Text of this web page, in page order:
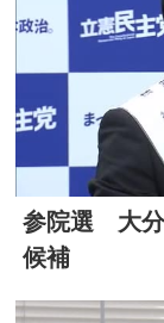
参院選 大
候補